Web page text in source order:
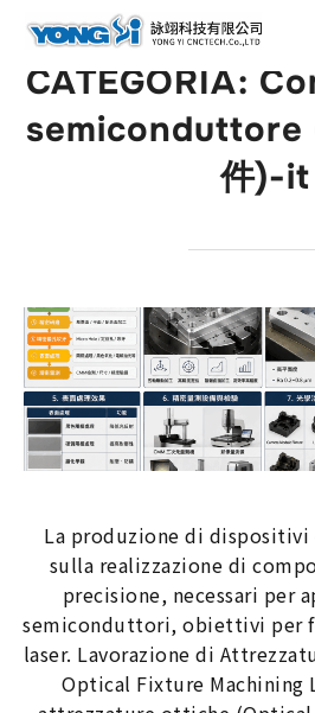
CATEGORIA:
semiconduttore
件)-it
La produzione di
sulla realizzazione di
precisione, necessari per
semiconduttori, obiettivi per
laser. Lavorazione di
Optical Fixture Machining